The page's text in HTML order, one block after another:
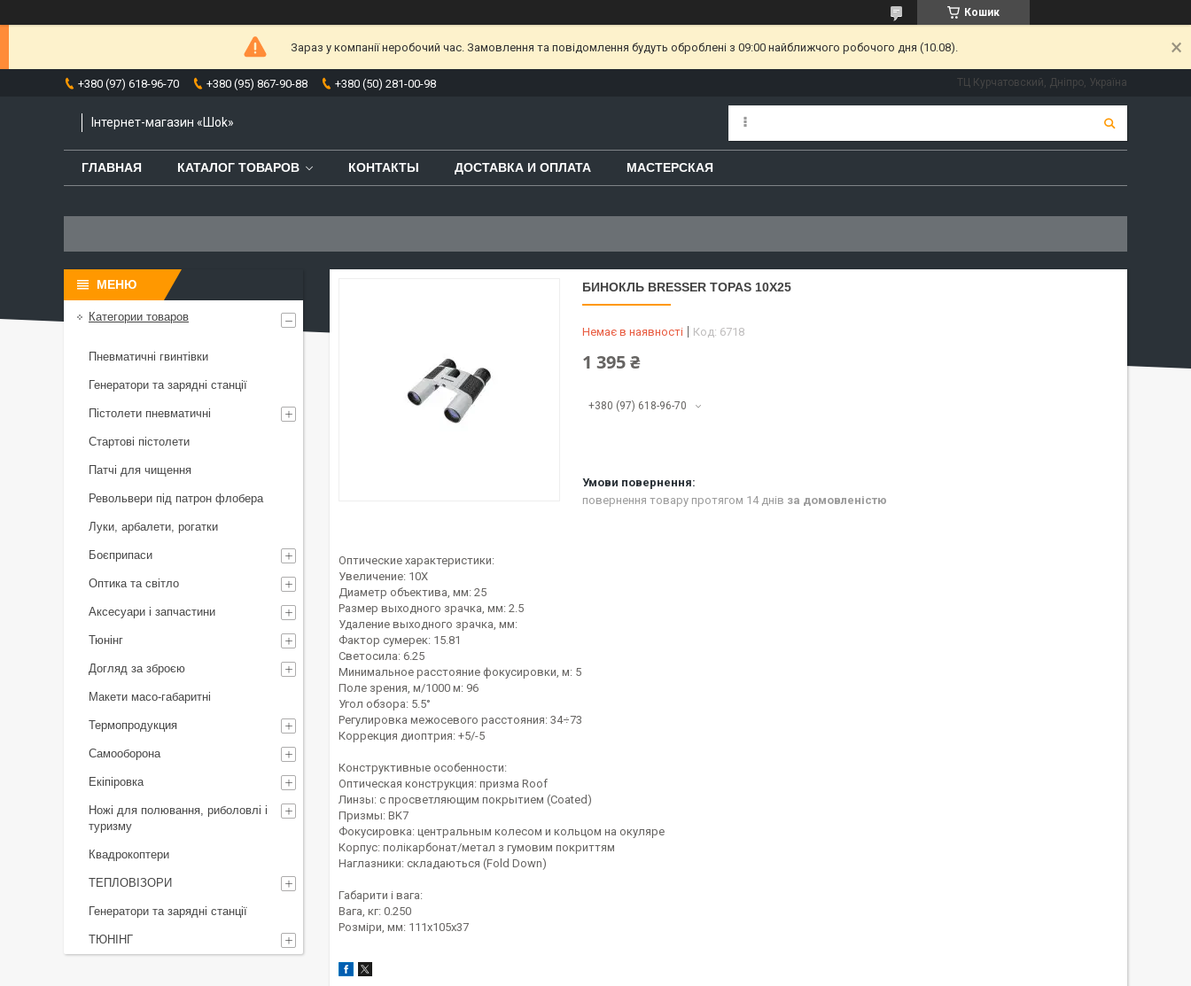
Кошик
Зараз у компанії неробочий час. Замовлення та повідомлення будуть оброблені з 09:00 найближчого робочого дня (10.08).
+380 (97) 618-96-70 +380 (95) 867-90-88 +380 (50) 281-00-98 ТЦ Курчатовский, Дніпро, Україна
Інтернет-магазин «Шоk»
ГЛАВНАЯ КАТАЛОГ ТОВАРОВ КОНТАКТЫ ДОСТАВКА И ОПЛАТА МАСТЕРСКАЯ
БИНОКЛЬ BRESSER TOPAS 10X25
Немає в наявності Код: 6718
1 395 ₴
+380 (97) 618-96-70
повернення товару протягом 14 днів за домовленістю
Оптические характеристики:
Увеличение: 10Х
Диаметр объектива, мм: 25
Размер выходного зрачка, мм: 2.5
Удаление выходного зрачка, мм:
Фактор сумерек: 15.81
Светосила: 6.25
Минимальное расстояние фокусировки, м: 5
Поле зрения, м/1000 м: 96
Угол обзора: 5.5°
Регулировка межосевого расстояния: 34÷73
Коррекция диоптрия: +5/-5
Конструктивные особенности:
Оптическая конструкция: призма Roof
Линзы: с просветляющим покрытием (Coated)
Призмы: BK7
Фокусировка: центральным колесом и кольцом на окуляре
Корпус: полікарбонат/метал з гумовим покриттям
Наглазники: складаються (Fold Down)
Габарити і вага:
Вага, кг: 0.250
Розміри, мм: 111х105х37
Категории товаров
Пневматичні гвинтівки
Генератори та зарядні станції
Пістолети пневматичні
Стартові пістолети
Патчі для чищення
Револьвери під патрон флобера
Луки, арбалети, рогатки
Боєприпаси
Оптика та світло
Аксесуари і запчастини
Тюнінг
Догляд за зброєю
Макети масо-габаритні
Термопродукция
Самооборона
Екіпіровка
Ножі для полювання, риболовлі і
туризму
Квадрокоптери
ТЕПЛОВІЗОРИ
Генератори та зарядні станції
ТЮНІНГ